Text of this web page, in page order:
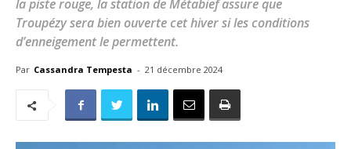
la piste rouge, la station de Métabief assure que
Troupézy sera bien ouverte cet hiver si les conditions
d’enneigement le permettent.
Par Cassandra Tempesta - 21 décembre 2024